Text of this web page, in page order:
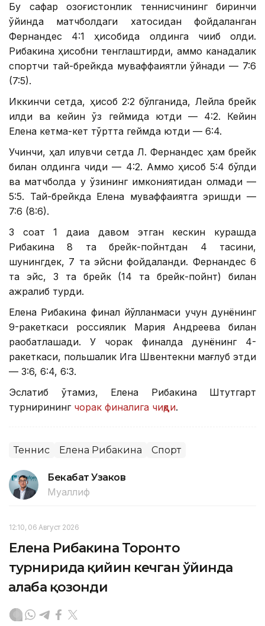
Бу сафар қозоғистонлик теннисчининг биринчи
ўйинда матчболдаги хатосидан фойдаланган
Фернандес 4:1 ҳисобида олдинга чиқиб олди.
Рибакина ҳисобни тенглаштирди, аммо канадалик
спортчи тай-брейкда муваффақиятли ўйнади — 7:6
(7:5).
Иккинчи сетда, ҳисоб 2:2 бўлганида, Лейла брейк
қилди ва кейин ўз геймида ютди — 4:2. Кейин
Елена кетма-кет тўртта геймда ютди — 6:4.
Учинчи, ҳал қилувчи сетда Л. Фернандес ҳам брейк
билан олдинга чиқди — 4:2. Аммо ҳисоб 5:4 бўлди
ва матчболда у ўзининг имкониятидан олмади —
5:5. Тай-брейкда Елена муваффақиятга эришди —
7:6 (8:6).
3 соат 1 дақиқа давом этган кескин курашда
Рибакина 8 та брейк-пойнтдан 4 тасини,
шунингдек, 7 та эйсни фойдаланди. Фернандес 6
та эйс, 3 та брейк (14 та брейк-пойнт) билан
ажралиб турди.
Елена Рибакина финал йўлланмаси учун дунёнинг
9-ракеткаси россиялик Мария Андреева билан
рақобатлашади. У чорак финалда дунёнинг 4-
ракеткаси, польшалик Ига Швентекни мағлуб этди
— 3:6, 6:4, 6:3.
Эслатиб ўтамиз, Елена Рибакина Штутгарт
турнирининг чорак финалига чиқди.
Теннис Елена Рибакина Спорт
Бекабат Узаков
Муаллиф
12:10, 06 Август 2026
Елена Рибакина Торонто
турнирида қийин кечган ўйинда
ғалаба қозонди